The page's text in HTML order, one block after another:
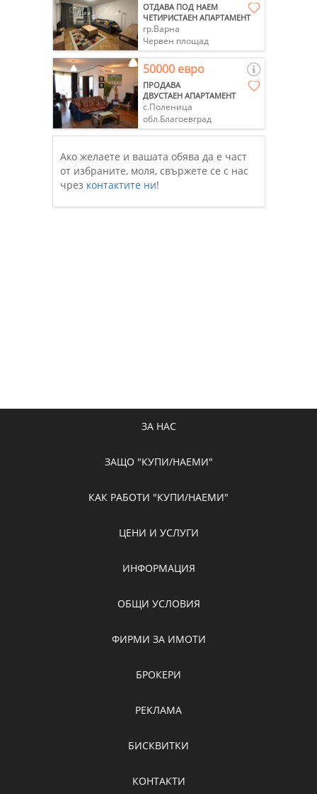
ОТДАВА ПОД НАЕМ
ЧЕТИРИСТАЕН АПАРТАМЕНТ
гр.Варна
Червен площад
50000 евро
ПРОДАВА
ДВУСТАЕН АПАРТАМЕНТ
с.Поленица
обл.Благоевград
Ако желаете и вашата обява да е част
от избраните, моля, свържете се с нас
чрез контактите ни!
ЗА НАС
ЗАЩО "КУПИ/НАЕМИ"
КАК РАБОТИ "КУПИ/НАЕМИ"
ЦЕНИ И УСЛУГИ
ИНФОРМАЦИЯ
ОБЩИ УСЛОВИЯ
ФИРМИ ЗА ИМОТИ
БРОКЕРИ
РЕКЛАМА
БИСКВИТКИ
КОНТАКТИ